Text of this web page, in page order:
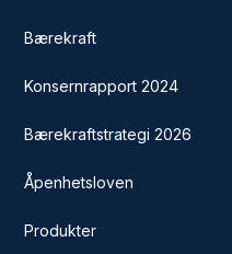
Bærekraft
Konsernrapport 2024
Bærekraftstrategi 2026
Åpenhetsloven
Produkter